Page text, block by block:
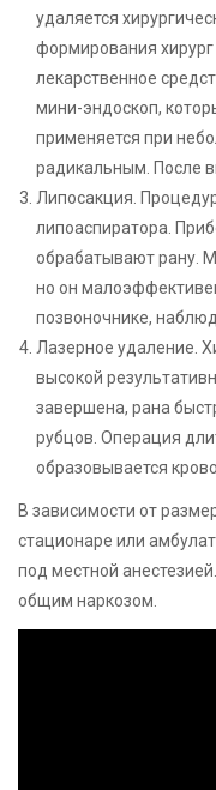
удаляется
формирования
лекарственное
мини-эндоскоп,
применяется при
радикальным. После
Липосакция.
липоаспиратора.
обрабатывают рану.
но он
позвоночнике,
Лазерное удаление.
высокой
завершена, рана
рубцов. Операция
образовывается
В зависимости от
стационаре или
под местной
общим наркозом.